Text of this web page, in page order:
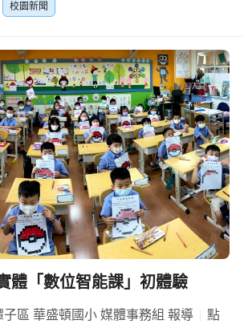
校園新聞
體「數位智能課」初體驗
子區 華盛頓國小 媒體事務組 報導
點